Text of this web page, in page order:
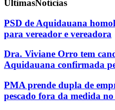
ÚltimasNotícias
PSD de Aquidauana
para vereador e vereadora
Dra. Viviane Orro tem
Aquidauana confirmada
PMA prende dupla de
pescado fora da medida